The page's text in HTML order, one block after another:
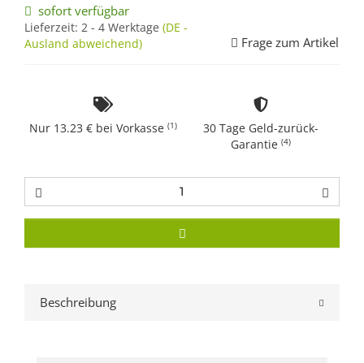
sofort verfügbar
Lieferzeit: 2 - 4 Werktage (DE -
Ausland abweichend)
Frage zum Artikel
Nur 13.23 € bei Vorkasse (1)
30 Tage Geld-zurück-
Garantie (4)
Beschreibung